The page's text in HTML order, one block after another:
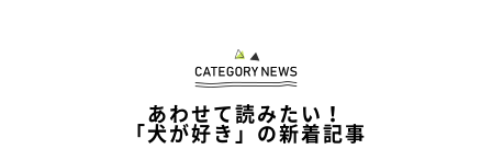
あわせて読みたい！
「犬が好き」の新着記事